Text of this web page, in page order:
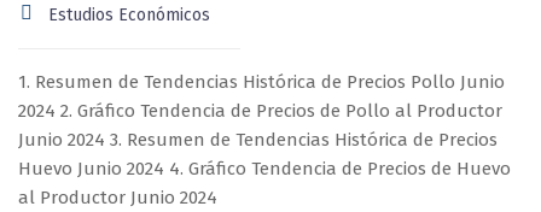
Estudios Económicos
1. Resumen de Tendencias Histórica de Precios Pollo Junio
2024 2. Gráfico Tendencia de Precios de Pollo al Productor
Junio 2024 3. Resumen de Tendencias Histórica de Precios
Huevo Junio 2024 4. Gráfico Tendencia de Precios de Huevo
al Productor Junio 2024